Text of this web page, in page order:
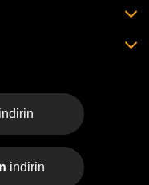
indirin
indirin